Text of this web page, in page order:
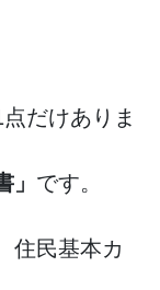
だけありま
です。
住民基本カ